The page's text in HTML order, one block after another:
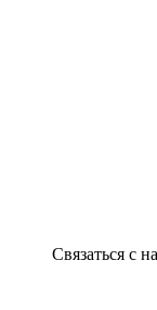
Связаться с